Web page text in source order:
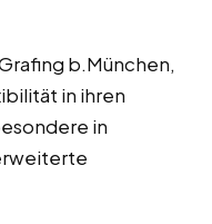
b.München,
in ihren
in